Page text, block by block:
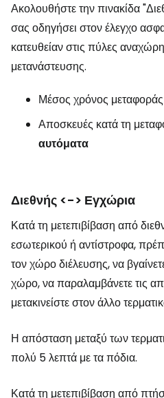
Ακολουθήστε την πινακίδα
σας οδηγήσει στον έλεγχο
κατευθείαν στις πύλες
μετανάστευσης.
Μέσος χρόνος
Αποσκευές κατά τη
αυτόματα
Διεθνής <-> Εγχώρια
Κατά τη μετεπιβίβαση από
εσωτερικού ή αντίστροφα,
τον χώρο διέλευσης, να
χώρο, να παραλαμβάνετε τις
μετακινείστε στον άλλο
Η απόσταση μεταξύ των
πολύ 5 λεπτά με τα πόδια.
Κατά τη μετεπιβίβαση από